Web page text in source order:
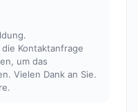
Kontaktanfrage
um das
Vielen Dank an Sie.